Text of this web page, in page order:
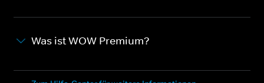
Was ist WOW Premium?